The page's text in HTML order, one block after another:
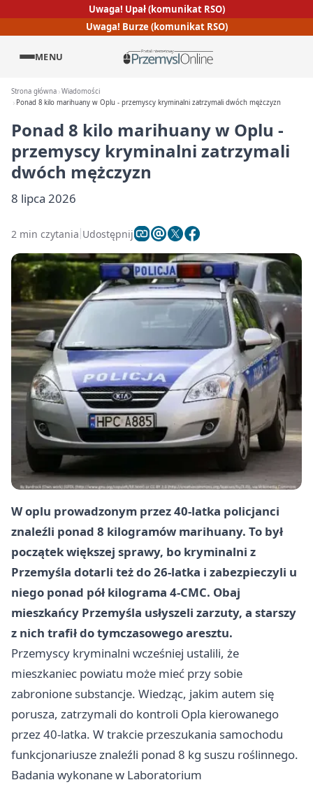
Uwaga! Upał (komunikat RSO)
Uwaga! Burze (komunikat RSO)
MENU
Strona główna Wiadomości
Ponad 8 kilo marihuany w Oplu - przemyscy kryminalni zatrzymali dwóch mężczyzn
Ponad 8 kilo marihuany w Oplu -
przemyscy kryminalni zatrzymali
dwóch mężczyzn
8 lipca 2026
2 min czytania Udostępnij
W oplu prowadzonym przez 40-latka policjanci
znaleźli ponad 8 kilogramów marihuany. To był
początek większej sprawy, bo kryminalni z
Przemyśla dotarli też do 26-latka i zabezpieczyli u
niego ponad pół kilograma 4-CMC. Obaj
mieszkańcy Przemyśla usłyszeli zarzuty, a starszy
z nich trafił do tymczasowego aresztu.
Przemyscy kryminalni wcześniej ustalili, że
mieszkaniec powiatu może mieć przy sobie
zabronione substancje. Wiedząc, jakim autem się
porusza, zatrzymali do kontroli Opla kierowanego
przez 40-latka. W trakcie przeszukania samochodu
funkcjonariusze znaleźli ponad 8 kg suszu roślinnego.
Badania wykonane w Laboratorium